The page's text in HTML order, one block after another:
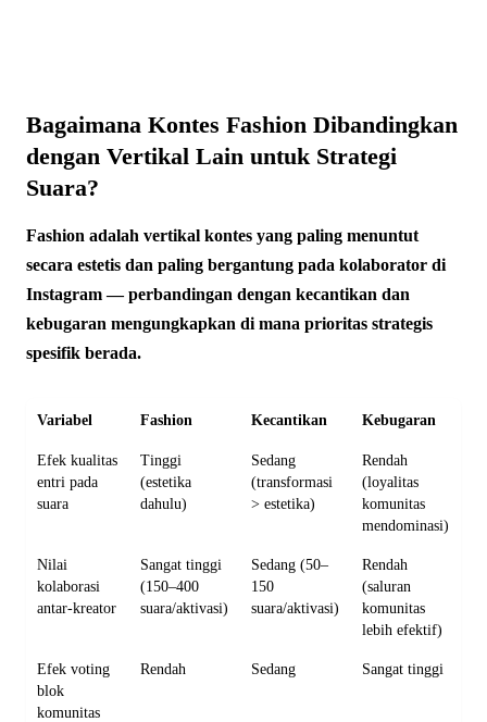
Bagaimana Kontes Fashion Dibandingkan
dengan Vertikal Lain untuk Strategi
Suara?
Fashion adalah vertikal kontes yang paling menuntut
secara estetis dan paling bergantung pada kolaborator di
Instagram — perbandingan dengan kecantikan dan
kebugaran mengungkapkan di mana prioritas strategis
spesifik berada.
Variabel Fashion Kecantikan Kebugaran
Efek kualitas
entri pada
suara
Tinggi
(estetika
dahulu)
Sedang
(transformasi
> estetika)
Rendah
(loyalitas
komunitas
mendominasi)
Nilai
kolaborasi
antar-kreator
Sangat tinggi
(150–400
suara/aktivasi)
Sedang (50–
150
suara/aktivasi)
Rendah
(saluran
komunitas
lebih efektif)
Efek voting
blok
komunitas
Rendah Sedang Sangat tinggi